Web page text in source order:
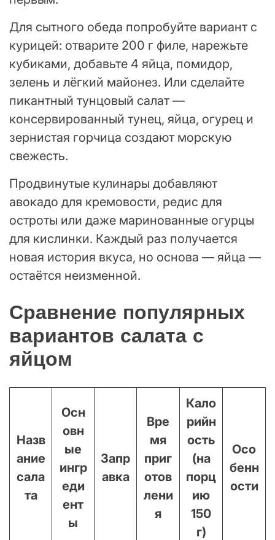
Для сытного обеда попробуйте вариант с
курицей: отварите 200 г филе, нарежьте
кубиками, добавьте 4 яйца, помидор,
зелень и лёгкий майонез. Или сделайте
пикантный тунцовый салат —
консервированный тунец, яйца, огурец и
зернистая горчица создают морскую
свежесть.
Продвинутые кулинары добавляют
авокадо для кремовости, редис для
остроты или даже маринованные огурцы
для кислинки. Каждый раз получается
новая история вкуса, но основа — яйца —
остаётся неизменной.
Сравнение популярных
вариантов салата с
яйцом
Назв
ание
сала
та
Осн
овн
ые
ингр
еди
ент
ы
Запр
авка
Вре
мя
приг
отов
лени
я
Кало
рийн
ость
(на
порц
ию
150
г)
Осо
бенн
ости